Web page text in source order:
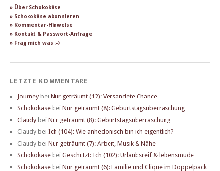
» Über Schokokäse
» Schokokäse abonnieren
» Kommentar-Hinweise
» Kontakt & Passwort-Anfrage
» Frag mich was :-)
LETZTE KOMMENTARE
Journey bei Nur geträumt (12): Versandete Chance
Schokokäse bei Nur geträumt (8): Geburtstagsüberraschung
Claudy bei Nur geträumt (8): Geburtstagsüberraschung
Claudy bei Ich (104): Wie anhedonisch bin ich eigentlich?
Claudy bei Nur geträumt (7): Arbeit, Musik & Nähe
Schokokäse bei Geschützt: Ich (102): Urlaubsreif & lebensmüde
Schokokäse bei Nur geträumt (6): Familie und Clique im Doppelpack